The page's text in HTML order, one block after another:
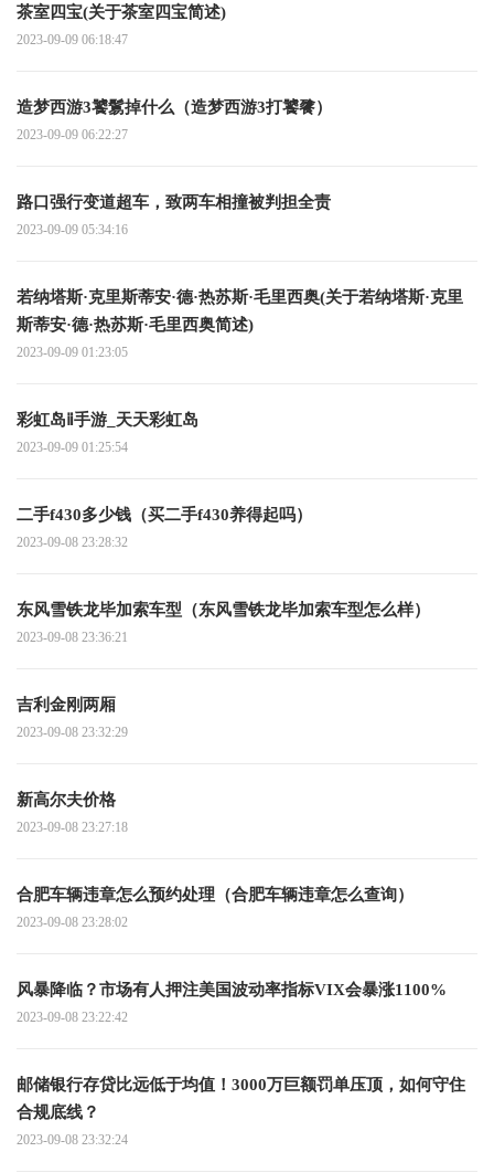
茶室四宝(关于茶室四宝简述)
2023-09-09 06:18:47
造梦西游3饕鬄掉什么（造梦西游3打饕餮）
2023-09-09 06:22:27
路口强行变道超车，致两车相撞被判担全责
2023-09-09 05:34:16
若纳塔斯·克里斯蒂安·德·热苏斯·毛里西奥(关于若纳塔斯·克里
斯蒂安·德·热苏斯·毛里西奥简述)
2023-09-09 01:23:05
彩虹岛ⅱ手游_天天彩虹岛
2023-09-09 01:25:54
二手f430多少钱（买二手f430养得起吗）
2023-09-08 23:28:32
东风雪铁龙毕加索车型（东风雪铁龙毕加索车型怎么样）
2023-09-08 23:36:21
吉利金刚两厢
2023-09-08 23:32:29
新高尔夫价格
2023-09-08 23:27:18
合肥车辆违章怎么预约处理（合肥车辆违章怎么查询）
2023-09-08 23:28:02
风暴降临？市场有人押注美国波动率指标VIX会暴涨1100%
2023-09-08 23:22:42
邮储银行存贷比远低于均值！3000万巨额罚单压顶，如何守住
合规底线？
2023-09-08 23:32:24